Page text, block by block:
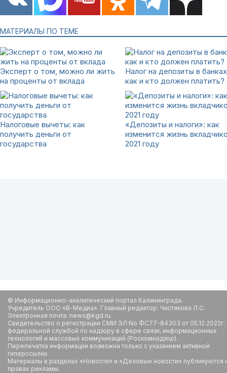
МАТЕРИАЛЫ ПО ТЕМЕ
Эксперт о том, можно ли жить
на проценты от вклада
Налог на депозиты в
как и кто должен платить?
Налоговые вычеты: как
получить деньги от
государства
«Депозиты и налоги»: как
изменится жизнь
2021 году
© Информационно-аналитический портал Калининграда.
Учредитель ООО «В-Медиа». Главный редактор: Чистякова Л.С.
Электронная почта: news@kgd.ru.
Свидетельство о регистрации СМИ ЭЛ No ФС77-84303 от
федеральной службой по надзору в сфере связи, информационных
технологий и массовых коммуникаций (Роскомнадзор).
Перепечатка информации возможна только с указанием активной
гиперссылки.
Материалы в разделах «Новости» и «Деловые новости» публикуются
правах рекламы.